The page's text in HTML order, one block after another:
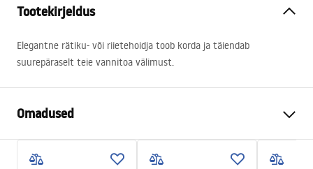
Tootekirjeldus
Elegantne rätiku- või riietehoidja toob korda ja täiendab
suurepäraselt teie vannitoa välimust.
Omadused